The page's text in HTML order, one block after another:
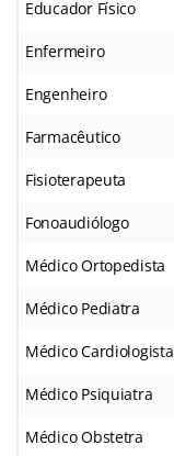
Educador Físico
Enfermeiro
Engenheiro
Farmacêutico
Fisioterapeuta
Fonoaudiólogo
Médico Ortopedista
Médico Pediatra
Médico Cardiologista
Médico Psiquiatra
Médico Obstetra